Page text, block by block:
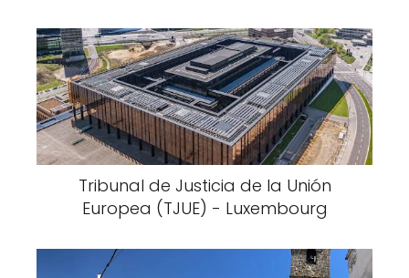
Tribunal de Justicia de la Unión
Europea (TJUE) - Luxembourg